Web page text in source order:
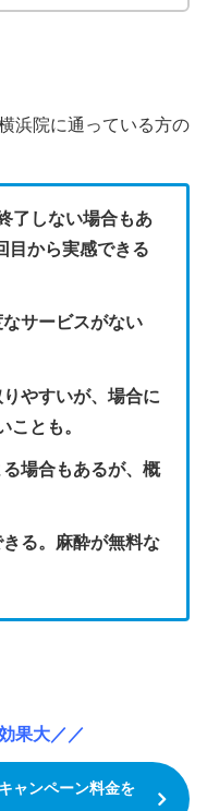
浜院に通っている方の
了しない場合もあ
目から実感できる
サービスがない
やすいが、場合に
ことも。
場合もあるが、概
る。麻酔が無料な
果大／／
ャンペーン料金を